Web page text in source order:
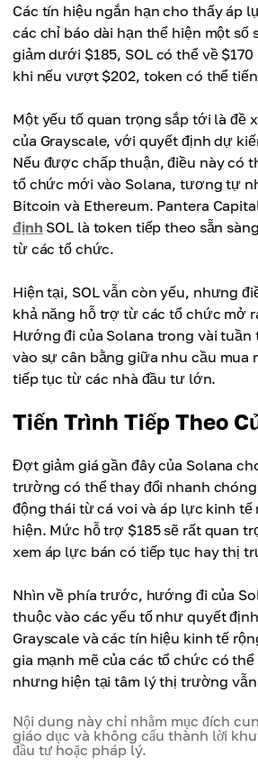
Các tín hiệu ngắn hạn cho thấy áp
các chỉ báo dài hạn thể hiện một số
giảm dưới $185, SOL có thể về
khi nếu vượt $202, token có thể
Một yếu tố quan trọng sắp tới là đề
của Grayscale, với quyết định dự
Nếu được chấp thuận, điều này có
tổ chức mới vào Solana, tương tự
Bitcoin và Ethereum. Pantera
định SOL là token tiếp theo sẵn
từ các tổ chức.
Hiện tại, SOL vẫn còn yếu, nhưng
khả năng hỗ trợ từ các tổ chức mở
Hướng đi của Solana trong vài tuần
vào sự cân bằng giữa nhu cầu mua
tiếp tục từ các nhà đầu tư lớn.
Tiến Trình Tiếp Theo
Đợt giảm giá gần đây của Solana
trường có thể thay đổi nhanh
động thái từ cá voi và áp lực kinh
hiện. Mức hỗ trợ $185 sẽ rất quan
xem áp lực bán có tiếp tục hay thị
Nhìn về phía trước, hướng đi của
thuộc vào các yếu tố như quyết
Grayscale và các tín hiệu kinh tế
gia mạnh mẽ của các tổ chức có
nhưng hiện tại tâm lý thị trường
Nội dung này chỉ nhằm mục đích
giáo dục và không cấu thành lời
đầu tư hoặc pháp lý.